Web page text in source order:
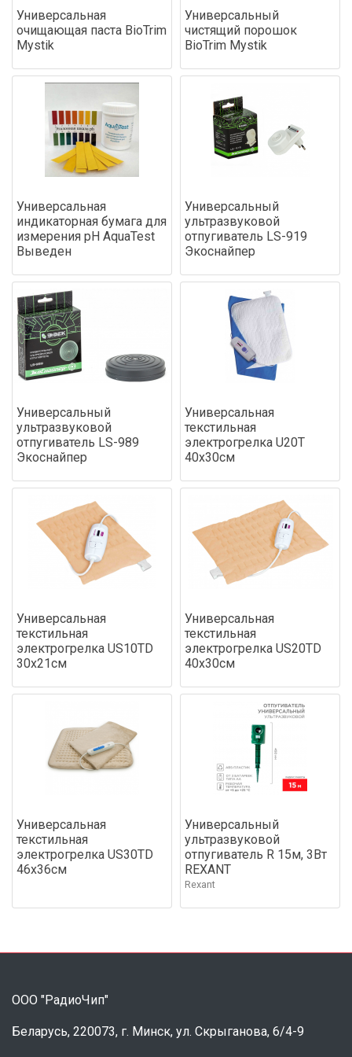
Универсальная
очищающая паста BioTrim
Mystik
Универсальный
чистящий порошок
BioTrim Mystik
Универсальная
индикаторная бумага для
измерения pH AquaTest
Выведен
Универсальный
ультразвуковой
отпугиватель LS-919
Экоснайпер
Универсальный
ультразвуковой
отпугиватель LS-989
Экоснайпер
Универсальная
текстильная
электрогрелка U20T
40х30см
Универсальная
текстильная
электрогрелка US10TD
30х21см
Универсальная
текстильная
электрогрелка US20TD
40х30см
Универсальная
текстильная
электрогрелка US30TD
46х36см
Универсальный
ультразвуковой
отпугиватель R 15м, 3Вт
REXANT
Rexant
ООО "РадиоЧип"
Беларусь, 220073, г. Минск, ул. Скрыганова, 6/4-9